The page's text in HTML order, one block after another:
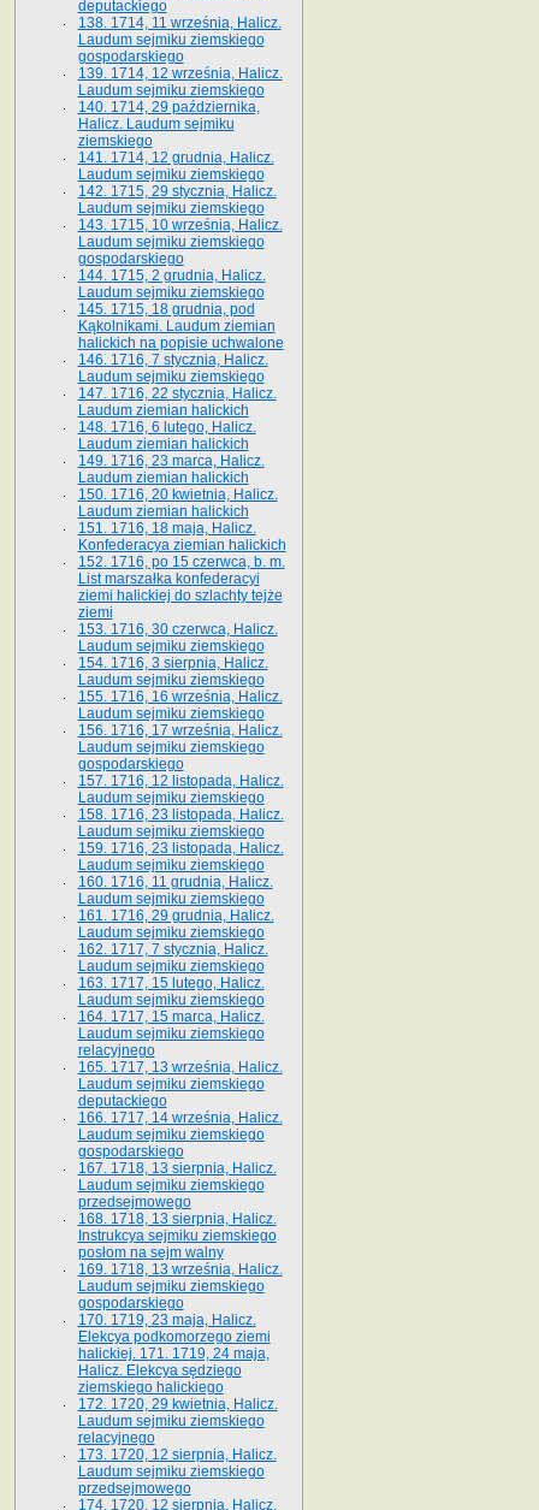
deputackiego
138. 1714, 11 września, Halicz.
Laudum sejmiku ziemskiego
gospodarskiego
139. 1714, 12 września, Halicz.
Laudum sejmiku ziemskiego
140. 1714, 29 października,
Halicz. Laudum sejmiku
ziemskiego
141. 1714, 12 grudnia, Halicz.
Laudum sejmiku ziemskiego
142. 1715, 29 stycznia, Halicz.
Laudum sejmiku ziemskiego
143. 1715, 10 września, Halicz.
Laudum sejmiku ziemskiego
gospodarskiego
144. 1715, 2 grudnia, Halicz.
Laudum sejmiku ziemskiego
145. 1715, 18 grudnia, pod
Kąkolnikami. Laudum ziemian
halickich na popisie uchwalone
146. 1716, 7 stycznia, Halicz.
Laudum sejmiku ziemskiego
147. 1716, 22 stycznia, Halicz.
Laudum ziemian halickich
148. 1716, 6 lutego, Halicz.
Laudum ziemian halickich
149. 1716, 23 marca, Halicz.
Laudum ziemian halickich
150. 1716, 20 kwietnia, Halicz.
Laudum ziemian halickich
151. 1716, 18 maja, Halicz.
Konfederacya ziemian halickich
152. 1716, po 15 czerwca, b. m.
List marszałka konfederacyi
ziemi halickiej do szlachty tejże
ziemi
153. 1716, 30 czerwca, Halicz.
Laudum sejmiku ziemskiego
154. 1716, 3 sierpnia, Halicz.
Laudum sejmiku ziemskiego
155. 1716, 16 września, Halicz.
Laudum sejmiku ziemskiego
156. 1716, 17 września, Halicz.
Laudum sejmiku ziemskiego
gospodarskiego
157. 1716, 12 listopada, Halicz.
Laudum sejmiku ziemskiego
158. 1716, 23 listopada, Halicz.
Laudum sejmiku ziemskiego
159. 1716, 23 listopada, Halicz.
Laudum sejmiku ziemskiego
160. 1716, 11 grudnia, Halicz.
Laudum sejmiku ziemskiego
161. 1716, 29 grudnia, Halicz.
Laudum sejmiku ziemskiego
162. 1717, 7 stycznia, Halicz.
Laudum sejmiku ziemskiego
163. 1717, 15 lutego, Halicz.
Laudum sejmiku ziemskiego
164. 1717, 15 marca, Halicz.
Laudum sejmiku ziemskiego
relacyjnego
165. 1717, 13 września, Halicz.
Laudum sejmiku ziemskiego
deputackiego
166. 1717, 14 września, Halicz.
Laudum sejmiku ziemskiego
gospodarskiego
167. 1718, 13 sierpnia, Halicz.
Laudum sejmiku ziemskiego
przedsejmowego
168. 1718, 13 sierpnia, Halicz.
Instrukcya sejmiku ziemskiego
posłom na sejm walny
169. 1718, 13 września, Halicz.
Laudum sejmiku ziemskiego
gospodarskiego
170. 1719, 23 maja, Halicz.
Elekcya podkomorzego ziemi
halickiej. 171. 1719, 24 maja,
Halicz. Elekcya sędziego
ziemskiego halickiego
172. 1720, 29 kwietnia, Halicz.
Laudum sejmiku ziemskiego
relacyjnego
173. 1720, 12 sierpnia, Halicz.
Laudum sejmiku ziemskiego
przedsejmowego
174. 1720, 12 sierpnia, Halicz.